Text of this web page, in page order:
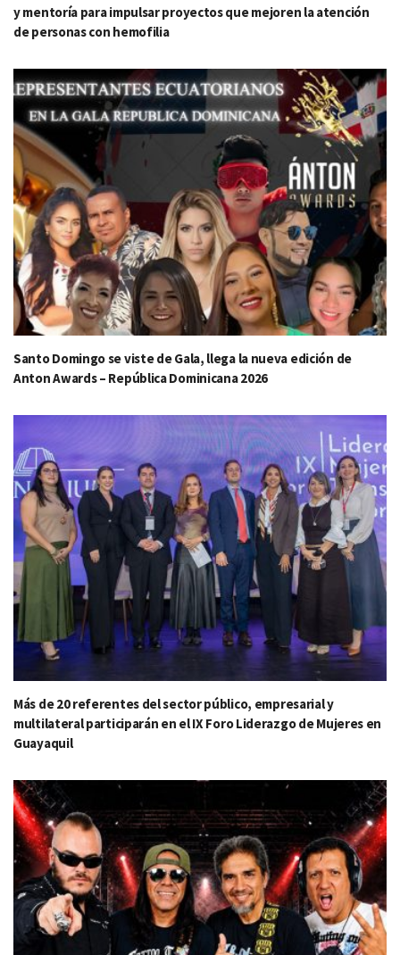
y mentoría para impulsar proyectos que mejoren la atención
de personas con hemofilia
Santo Domingo se viste de Gala, llega la nueva edición de
Anton Awards – República Dominicana 2026
Más de 20 referentes del sector público, empresarial y
multilateral participarán en el IX Foro Liderazgo de Mujeres en
Guayaquil